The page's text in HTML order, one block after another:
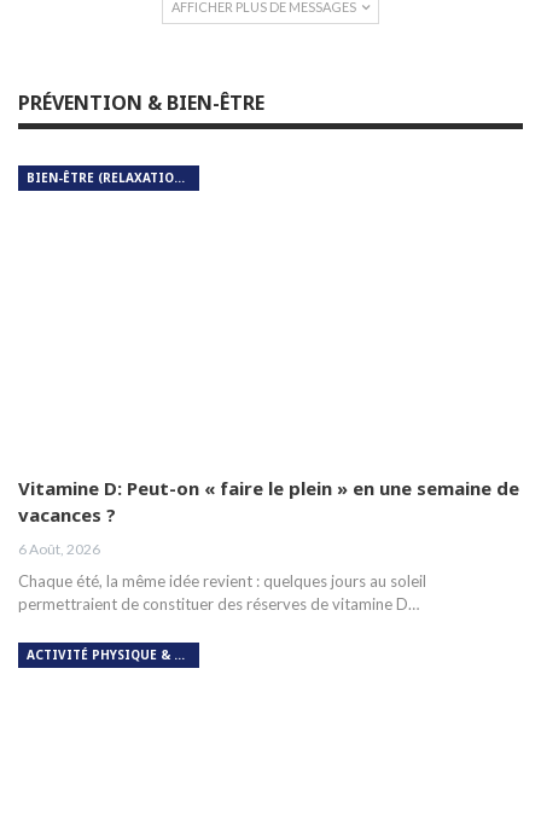
AFFICHER PLUS DE MESSAGES
PRÉVENTION & BIEN-ÊTRE
BIEN-ÊTRE (RELAXATION, MÉDITATION, SOIN DU CORPS)
Vitamine D: Peut-on « faire le plein » en une semaine de
vacances ?
6 Août, 2026
Chaque été, la même idée revient : quelques jours au soleil
permettraient de constituer des réserves de vitamine D…
ACTIVITÉ PHYSIQUE & RESPIRATION